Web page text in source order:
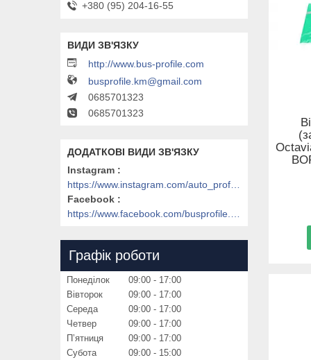
+380 (95) 204-16-55
http://www.bus-profile.com
busprofile.km@gmail.com
0685701323
0685701323
Instagram
Facebook
Графік роботи
Понеділок 09:00
17:00
Вівторок
09:00
17:00
Середа
09:00
17:00
Четвер
09:00
17:00
Пʼятниця
09:00
17:00
Субота
09:00
15:00